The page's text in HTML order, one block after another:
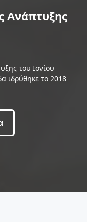
Ανάπτυξης
του Ιονίου
ιδρύθηκε το 2018